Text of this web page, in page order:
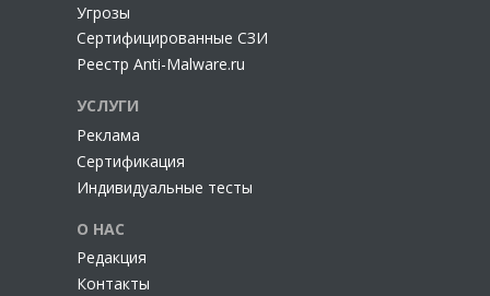
Угрозы
Сертифицированные СЗИ
Реестр Anti-Malware.ru
УСЛУГИ
Реклама
Сертификация
Индивидуальные тесты
О НАС
Редакция
Контакты